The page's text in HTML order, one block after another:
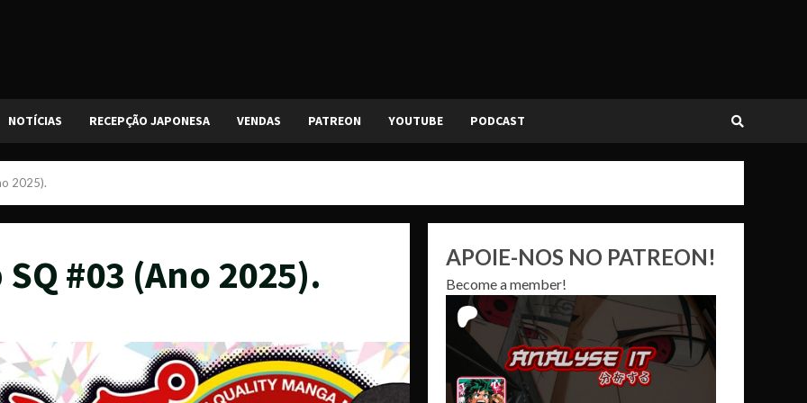
NOTÍCIAS RECEPÇÃO JAPONESA VENDAS PATREON YOUTUBE PODCAST
2025).
#03 (Ano 2025). APOIE-NOS NO PATREON!
Become a member!